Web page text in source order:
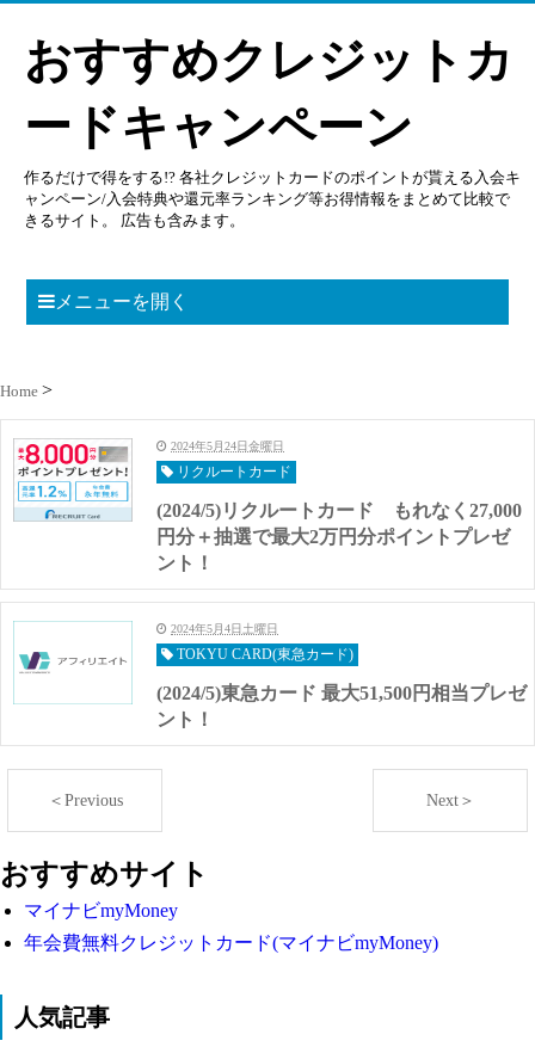
おすすめクレジットカ
ードキャンペーン
作るだけで得をする!? 各社クレジットカードのポイントが貰える入会キ
ャンペーン/入会特典や還元率ランキング等お得情報をまとめて比較で
きるサイト。 広告も含みます。
メニューを開く
Home
2024年5月24日金曜日
リクルートカード
(2024/5)リクルートカード もれなく27,000
円分＋抽選で最大2万円分ポイントプレゼ
ント！
2024年5月4日土曜日
TOKYU CARD(東急カード)
(2024/5)東急カード 最大51,500円相当プレゼ
ント！
＜Previous Next＞
おすすめサイト
マイナビmyMoney
年会費無料クレジットカード(マイナビmyMoney)
人気記事